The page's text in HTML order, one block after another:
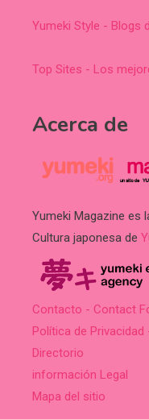
Yumeki Style - Blogs
Top Sites - Los
Acerca de
Yumeki Magazine es
Cultura japonesa de
Contacto - Contact
Política de Privacidad
Directorio
información Legal
Mapa del sitio